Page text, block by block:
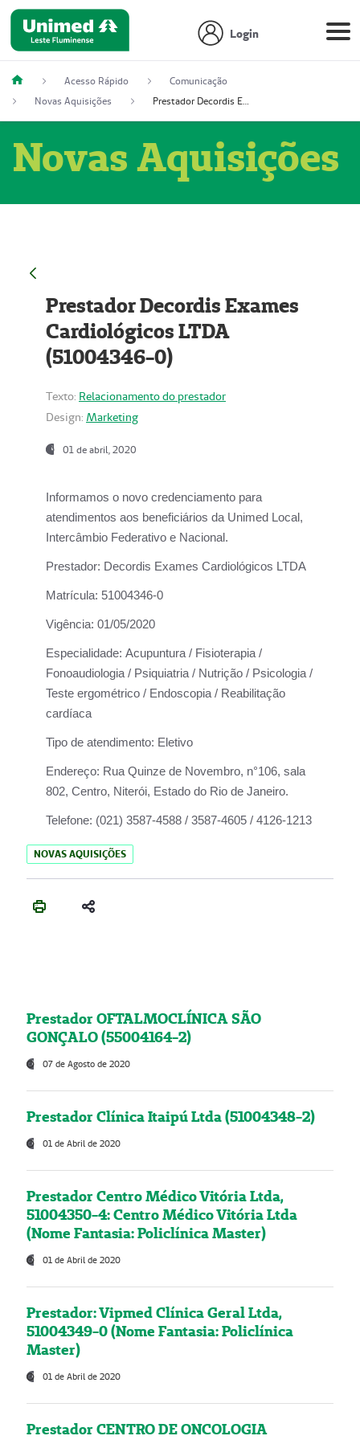
Login
Acesso Rápido
Comunicação
Novas Aquisições
Prestador Decordis Exames Cardiológicos LTDA (51004346-0)
Novas Aquisições
Prestador Decordis Exames
Cardiológicos LTDA
(51004346-0)
Texto: Relacionamento do prestador
Design: Marketing
01 de abril, 2020
Informamos o novo credenciamento para
atendimentos aos beneficiários da Unimed Local,
Intercâmbio Federativo e Nacional.
Prestador: Decordis Exames Cardiológicos LTDA
Matrícula: 51004346-0
Vigência: 01/05/2020
Especialidade: Acupuntura / Fisioterapia /
Fonoaudiologia / Psiquiatria / Nutrição / Psicologia /
Teste ergométrico / Endoscopia / Reabilitação
cardíaca
Tipo de atendimento: Eletivo
Endereço: Rua Quinze de Novembro, n°106, sala
802, Centro, Niterói, Estado do Rio de Janeiro.
Telefone: (021) 3587-4588 / 3587-4605 / 4126-1213
NOVAS AQUISIÇÕES
Prestador OFTALMOCLÍNICA SÃO
GONÇALO (55004164-2)
07 de Agosto de 2020
Prestador Clínica Itaipú Ltda (51004348-2)
01 de Abril de 2020
Prestador Centro Médico Vitória Ltda,
51004350-4: Centro Médico Vitória Ltda
(Nome Fantasia: Policlínica Master)
01 de Abril de 2020
Prestador: Vipmed Clínica Geral Ltda,
51004349-0 (Nome Fantasia: Policlínica
Master)
01 de Abril de 2020
Prestador CENTRO DE ONCOLOGIA